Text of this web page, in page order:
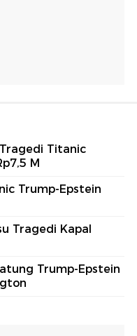
Titanic
M
Trump-Epstein
Tragedi Kapal
Trump-Epstein